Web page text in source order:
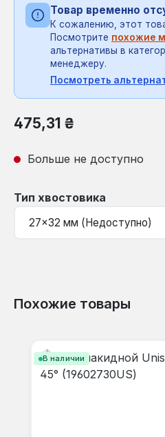
Товар временно
К сожалению, этот
Посмотрите похожие
альтернативы в
менеджеру.
Посмотреть
Обычная цена:
475,31 ₴
Больше не доступно
Выберите
Тип хвостовика
Похожие товары
В наличии